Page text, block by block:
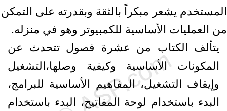
المستخدم يشعر مبكراً بالثقة وبقدرته على التمكن
من العمليات الأساسية للكمبيوتر وهو في منزله.
يتألف الكتاب من عشرة فصول تتحدث عن
المكونات الأساسية وكيفية وصلها،التشغيل
وإيقاف التشغيل، المفاهيم الأساسية للبرامج،
البدء باستخدام لوحة المفاتيح، البدء باستخدام